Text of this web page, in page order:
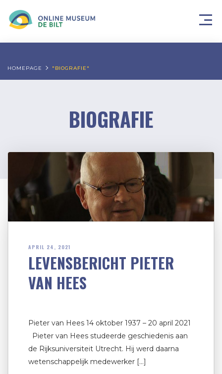
HOMEPAGE "BIOGRAFIE"
BIOGRAFIE
APRIL 24, 2021
LEVENSBERICHT PIETER
VAN HEES
Pieter van Hees 14 oktober 1937 – 20 april 2021
Pieter van Hees studeerde geschiedenis aan
de Rijksuniversiteit Utrecht. Hij werd daarna
wetenschappelijk medewerker […]